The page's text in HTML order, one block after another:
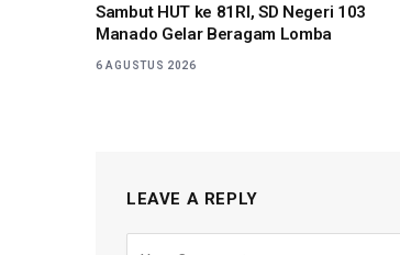
Sambut HUT ke 81RI, SD Negeri 103
Manado Gelar Beragam Lomba
6 AGUSTUS 2026
LEAVE A REPLY